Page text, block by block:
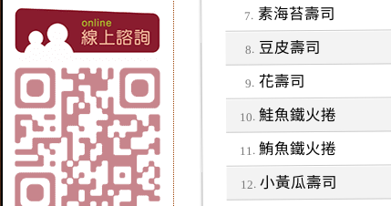
素海苔壽司
豆皮壽司
花壽司
鮭魚鐵火捲
鮪魚鐵火捲
小黃瓜壽司